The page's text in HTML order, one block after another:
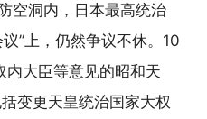
空洞内，日本最高统治
”上，仍然争议不休。10
内大臣等意见的昭和天
变更天皇统治国家大权